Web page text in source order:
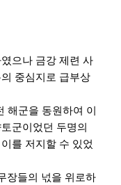
으나 금강 제련 사
중심지로 급부상
해군을 동원하여 이
군이었던 두명의
를 저지할 수 있었
장들의 넋을 위로하